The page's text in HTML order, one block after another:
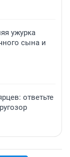
ужурка
сына и
ответьте